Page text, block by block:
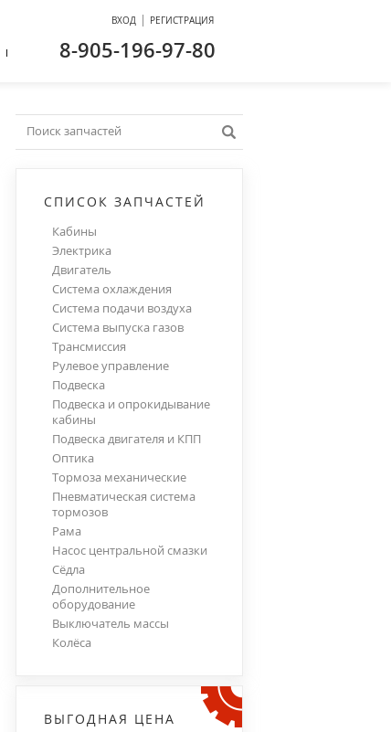
СПИСОК ЗАПЧАСТЕЙ
Кабины
Электрика
Двигатель
Система охлаждения
Система подачи воздуха
Система выпуска газов
Трансмиссия
Рулевое управление
Подвеска
Подвеска и опрокидывание
кабины
Подвеска двигателя и КПП
Оптика
Тормоза механические
Пневматическая система
тормозов
Рама
Насос центральной смазки
Сёдла
Дополнительное
оборудование
Выключатель массы
Колёса
ВЫГОДНАЯ ЦЕНА
ВХОД | РЕГИСТРАЦИЯ
8-905-196-97-80